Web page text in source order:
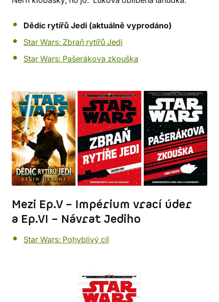
Dědic rytířů Jedi (aktuálně vyprodáno)
Star Wars: Zbraň rytířů Jedi
Star Wars: Pašerákova zkouška
Mezi Ep.V – Impérium vrací úder
a Ep.VI – Návrat Jediho
Star Wars: Pohyblivý cíl